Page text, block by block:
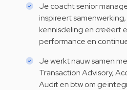
Je coacht senior
inspireert
kennisdeling en creëert
performance en
Je werkt nauw samen
Transaction Advisory,
Audit en btw om